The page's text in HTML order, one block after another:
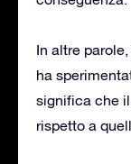
In altre
ha
significa che
rispetto a